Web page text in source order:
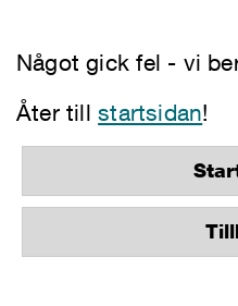
Något gick fel - vi
Åter tillstartsidan!